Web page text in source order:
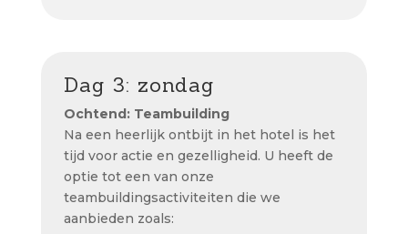
Dag 3: zondag
Ochtend: Teambuilding
Na een heerlijk ontbijt in het hotel is het
tijd voor actie en gezelligheid. U heeft de
optie tot een van onze
teambuildingsactiviteiten die we
aanbieden zoals: